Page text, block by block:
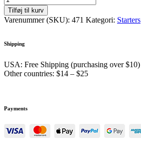
Tilføj til kurv
Varenummer (SKU): 471 Kategori: Starters
Shipping
USA: Free Shipping (purchasing over $10)
Other countries: $14 – $25
Payments